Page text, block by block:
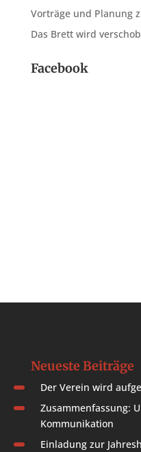
Vorträge und Planung
Das Brett wird
Facebook
Neueste Beiträge
Der Verein wird
Zusammenfassung:
Kommunikation
Einladung zur